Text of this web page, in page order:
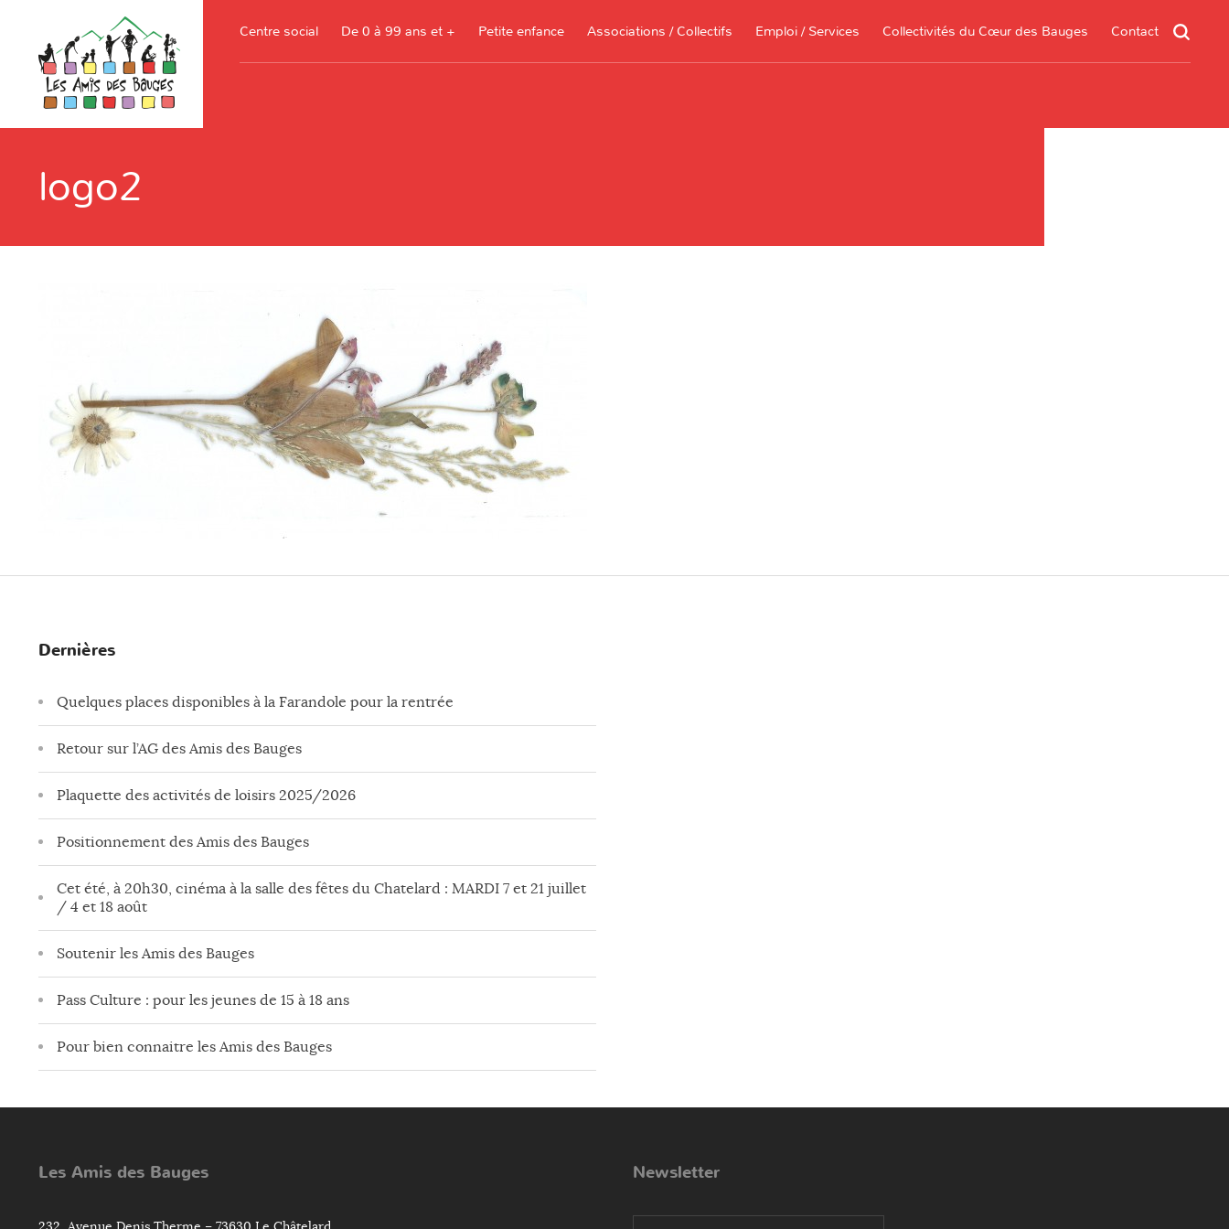
Centre social De 0 à 99 ans et + Petite enfance Associations / Collectifs Emploi / Services Collectivités du Cœur des Bauges Contact
logo2
Dernières
Quelques places disponibles à la Farandole pour la rentrée
Retour sur l’AG des Amis des Bauges
Plaquette des activités de loisirs 2025/2026
Positionnement des Amis des Bauges
Cet été, à 20h30, cinéma à la salle des fêtes du Chatelard : MARDI 7 et 21 juillet
/ 4 et 18 août
Soutenir les Amis des Bauges
Pass Culture : pour les jeunes de 15 à 18 ans
Pour bien connaitre les Amis des Bauges
Les Amis des Bauges Newsletter